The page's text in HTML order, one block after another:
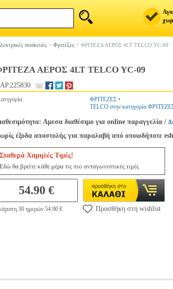
συσκευές > Φριτέζες > ΦΡΙΤΕΖΑ ΑΕΡΟΣ 4LT TELCO YC-09
ΑΕΡΟΣ 4LT TELCO YC-09
ΦΡΙΤΕΖΕΣ •
TELCO στην κατηγορία
Αμεσα διαθέσιμο για online παραγγελία /
έξοδα αποστολής για παραλαβή από οποιοδήποτε
Σταθερά Χαμηλές Τιμές!
Εδώ θα βρείτε κάθε μέρα τις πιο ανταγωνιστικές τιμές
54.90 €
30 ημερών 54.90 € Προσθήκη στη wishlist